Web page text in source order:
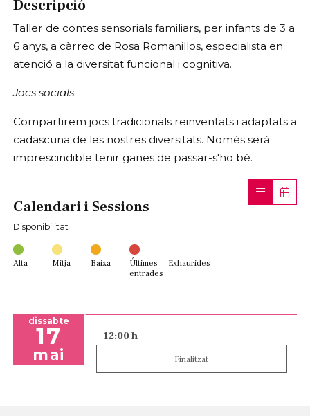
Descripció
Taller de contes sensorials familiars, per infants de 3 a
6 anys, a càrrec de Rosa Romanillos, especialista en
atenció a la diversitat funcional i cognitiva.
Jocs socials
Compartirem jocs tradicionals reinventats i adaptats a
cadascuna de les nostres diversitats. Només serà
imprescindible tenir ganes de passar-s'ho bé.
Calendari i Sessions
Disponibilitat
Alta Mitja Baixa
Últimes
entrades
Exhaurides
dissabte
17
mai
12:00 h
Finalitzat